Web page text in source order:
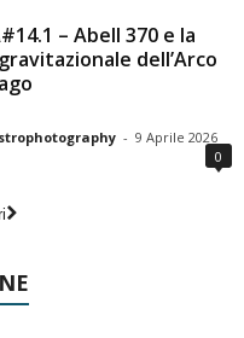
– Abell 370 e la
dell’Arco
- 9 Aprile 2026
0